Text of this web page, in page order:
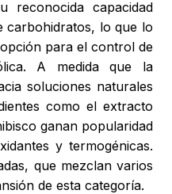
reconocida capacidad
carbohidratos, lo que lo
para el control de
A medida que la
soluciones naturales
como el extracto
ganan popularidad
y termogénicas.
que mezclan varios
de esta categoría.